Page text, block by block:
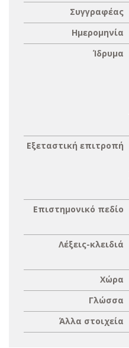
Συγγραφέας
Ημερομηνία
Ίδρυμα
Εξεταστική επιτροπή
Επιστημονικό πεδίο
Λέξεις-κλειδιά
Χώρα
Γλώσσα
Άλλα στοιχεία